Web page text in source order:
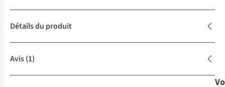
Détails du produit
Avis(1)